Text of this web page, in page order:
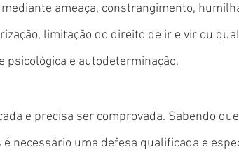
ameaça, constrangimento,
limitação do direito de ir e vir ou
psicológica e autodeterminação.
e precisa ser comprovada. Sabendo
necessário uma defesa qualificada e